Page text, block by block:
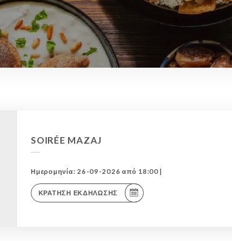
SOIRÉE MAZAJ
Ημερομηνία: 26-09-2026 από 18:00 |
ΚΡΆΤΗΣΗ ΕΚΔΉΛΩΣΗΣ